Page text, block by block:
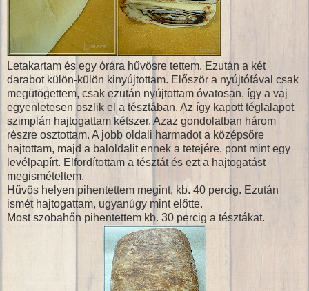
Letakartam és egy órára hűvösre tettem. Ezután a két
darabot külön-külön kinyújtottam. Először a nyújtófával csak
megütögettem, csak ezután nyújtottam óvatosan, így a vaj
egyenletesen oszlik el a tésztában. Az így kapott téglalapot
szimplán hajtogattam kétszer. Azaz gondolatban három
részre osztottam. A jobb oldali harmadot a középsőre
hajtottam, majd a baloldalit ennek a tetejére, pont mint egy
levélpapírt. Elfordítottam a tésztát és ezt a hajtogatást
megismételtem.
Hűvös helyen pihentettem megint, kb. 40 percig. Ezután
ismét hajtogattam, ugyanúgy mint előtte.
Most szobahőn pihentettem kb. 30 percig a tésztákat.